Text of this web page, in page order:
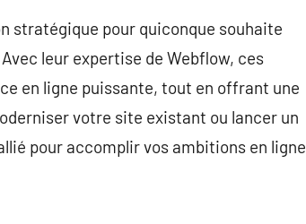
stratégique pour quiconque souhaite
leur expertise de Webflow, ces
en ligne puissante, tout en offrant une
votre site existant ou lancer un
pour accomplir vos ambitions en ligne